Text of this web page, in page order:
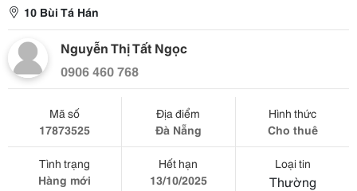
10 Bùi Tá Hán
Nguyễn Thị Tất Ngọc
0906 460 768
Mã số
17873525
Địa điểm
Đà Nẵng
Hình thức
Cho thuê
Tình trạng
Hàng mới
Hết hạn
13/10/2025
Loại tin
Thường